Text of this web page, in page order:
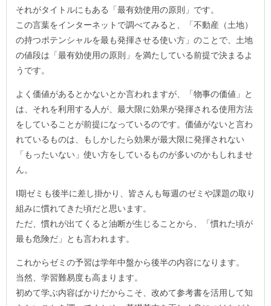
それがタイトルにもある「最有効使用の原則」です。
この言葉をインターネットで調べてみると、「不動産（土地）
の持つポテンシャルを最も発揮させる使い方」のことで、土地
の値段は「最有効使用の原則」を満たしている前提で決まるよ
うです。
よく価値があるとかないとか言われますが、「物事の価値」と
は、それを利用する人が、最大限に効果が発揮される使用方法
をしていることが前提になっているのです。価値がないと言わ
れているものは、もしかしたら効果が最大限に発揮されない
「もったいない」使い方をしているものが多いのかもしれませ
ん。
Ⅰ期ゼミも後半に差し掛かり、皆さんも毎週のゼミや課題の取り
組みに慣れてきた頃だと思います。
ただ、慣れが出てくると油断が生じることから、「慣れた頃が
最も危険だ」とも言われます。
これからゼミの予習は学年中盤から後半の内容になります。
当然、学習難易度も高まります。
初めて学ぶ内容ばかりだからこそ、改めて参考書を活用して知